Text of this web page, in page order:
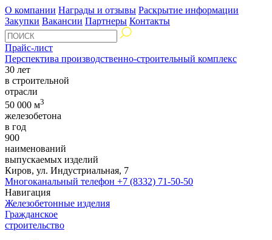
О компании Награды и отзывы Раскрытие информации
Закупки Вакансии Партнеры Контакты
Прайс-лист
Перспектива производственно-строительный комплекс
30 лет
в строительной
отрасли
50 000 м3
железобетона
в год
900
наименований
выпускаемых изделий
Киров, ул. Индустриальная, 7
Многоканальный телефон +7 (8332) 71-50-50
Навигация
Железобетонные изделия
Гражданское
строительство